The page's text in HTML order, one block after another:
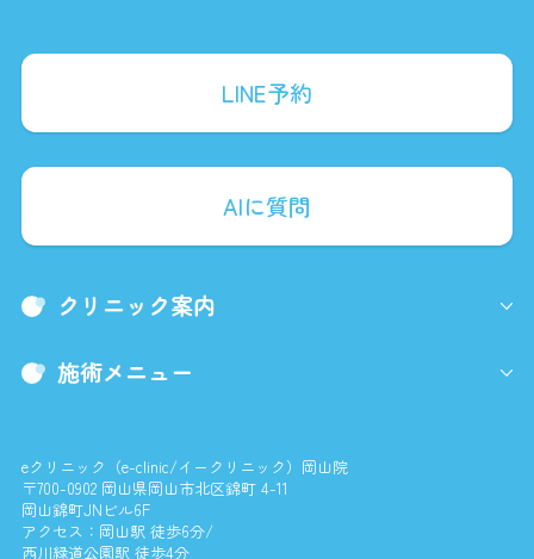
LINE予約
AIに質問
クリニック案内
施術メニュー
eクリニック（e-clinic/イークリニック）岡山院
〒700-0902 岡山県岡山市北区錦町 4-11
岡山錦町JNビル6F
アクセス：岡山駅 徒歩6分/
西川緑道公園駅 徒歩4分